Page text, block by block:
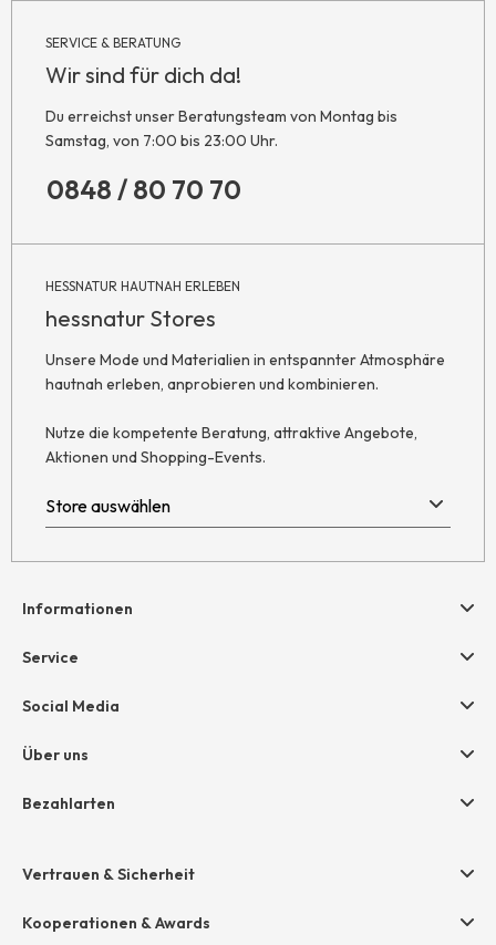
SERVICE & BERATUNG
Wir sind für dich da!
Du erreichst unser Beratungsteam von Montag bis
Samstag, von 7:00 bis 23:00 Uhr.
0848 / 80 70 70
HESSNATUR HAUTNAH ERLEBEN
hessnatur Stores
Unsere Mode und Materialien in entspannter Atmosphäre
hautnah erleben, anprobieren und kombinieren.
Nutze die kompetente Beratung, attraktive Angebote,
Aktionen und Shopping-Events.
Informationen
Hilfe & Kontakt
AGB
Widerruf
Impressum
Service
Geschenkgutscheine
Größentabelle
Social Media
Über uns
Unternehmen
Bezahlarten
Amazon Pay
Vertrauen & Sicherheit
Kooperationen & Awards